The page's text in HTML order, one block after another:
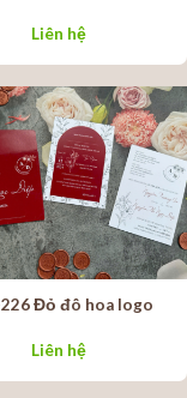
Liên hệ
Đỏ đô hoa logo
Liên hệ